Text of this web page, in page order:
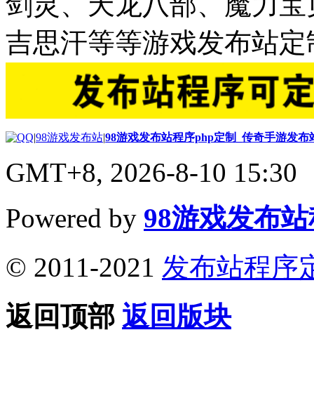
吉思汗等等游戏发布站定
|98游戏发布站|98游戏发布站程序php定制_传奇手游发
GMT+8, 2026-8-10 15:30
Powered by 98游戏发布
© 2011-2021 发布站程序
返回顶部 返回版块